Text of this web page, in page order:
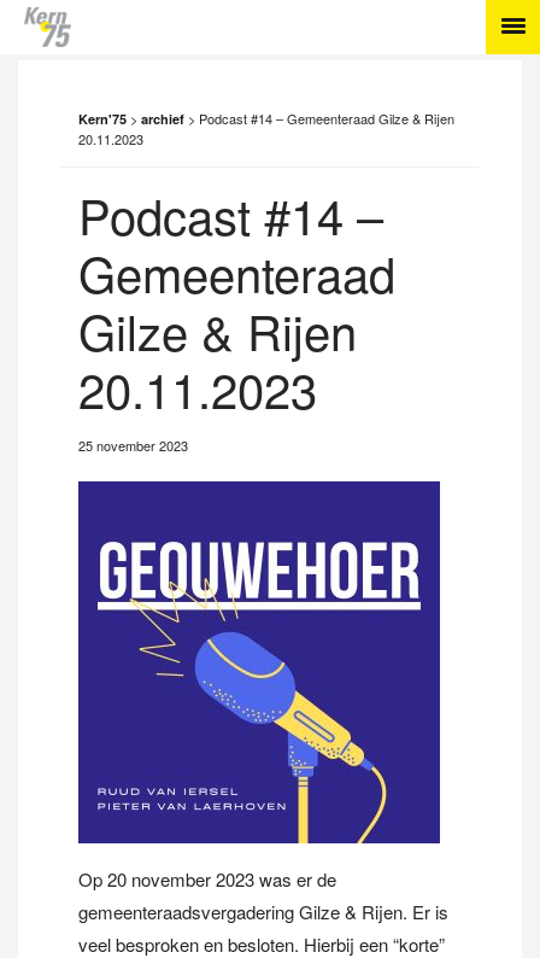
Kern'75 > archief > Podcast #14 – Gemeenteraad Gilze & Rijen
20.11.2023
Podcast #14 –
Gemeenteraad
Gilze & Rijen
20.11.2023
25 november 2023
Op 20 november 2023 was er de
gemeenteraadsvergadering Gilze & Rijen. Er is
veel besproken en besloten. Hierbij een “korte”